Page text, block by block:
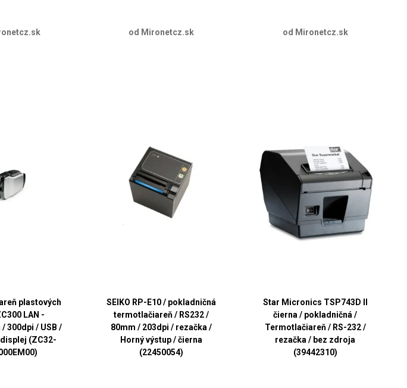
od Mironetcz.sk od Mironetcz.sk
plastových
LAN -
300dpi / USB /
displej (ZC32-
SEIKO RP-E10 / pokladničná
termotlačiareň / RS232 /
80mm / 203dpi / rezačka /
Horný výstup / čierna
(22450054)
Star Micronics TSP743D II
čierna / pokladničná /
Termotlačiareň / RS-232 /
rezačka / bez zdroja
(39442310)